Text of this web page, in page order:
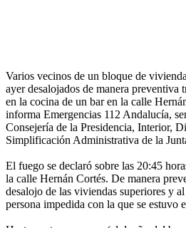
Varios vecinos de un bloque de
ayer desalojados de manera preventiva
en la cocina de un bar en la calle
informa Emergencias 112 Andalucía,
Consejería de la Presidencia, Interior,
Simplificación Administrativa de la
El fuego se declaró sobre las 20:45
la calle Hernán Cortés. De manera
desalojo de las viviendas superiores y
persona impedida con la que se estuvo